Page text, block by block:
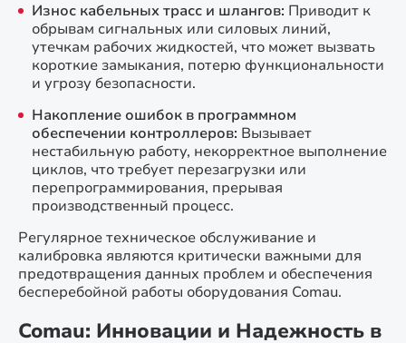
Износ кабельных трасс и шлангов: Приводит к
обрывам сигнальных или силовых линий,
утечкам рабочих жидкостей, что может вызвать
короткие замыкания, потерю функциональности
и угрозу безопасности.
Накопление ошибок в программном
обеспечении контроллеров: Вызывает
нестабильную работу, некорректное выполнение
циклов, что требует перезагрузки или
перепрограммирования, прерывая
производственный процесс.
Регулярное техническое обслуживание и
калибровка являются критически важными для
предотвращения данных проблем и обеспечения
бесперебойной работы оборудования Comau.
Comau: Инновации и Надежность в